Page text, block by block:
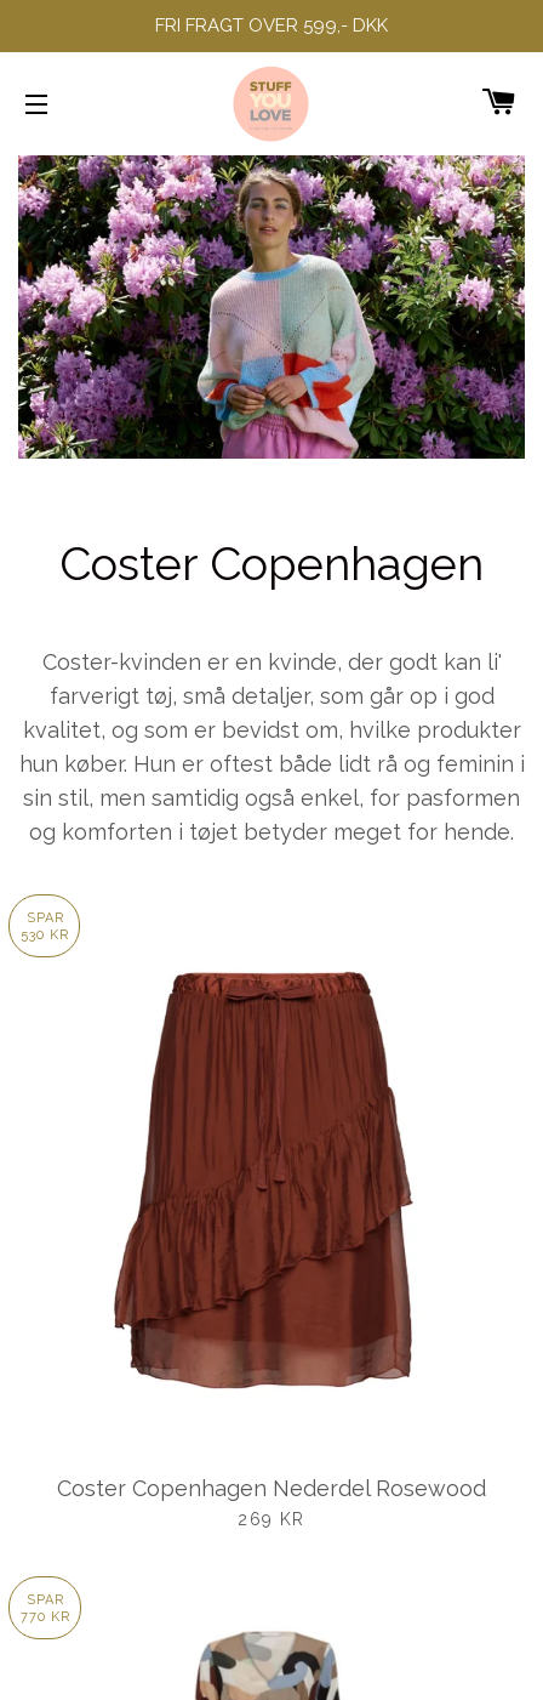
FRI FRAGT OVER 599,- DKK
Coster Copenhagen
Coster-kvinden er en kvinde, der godt kan li'
farverigt tøj, små detaljer, som går op i god
kvalitet, og som er bevidst om, hvilke produkter
hun køber. Hun er oftest både lidt rå og feminin i
sin stil, men samtidig også enkel, for pasformen
og komforten i tøjet betyder meget for hende.
SPAR
530 KR
Coster Copenhagen Nederdel Rosewood
UDSALGSPRIS
269 KR
SPAR
770 KR